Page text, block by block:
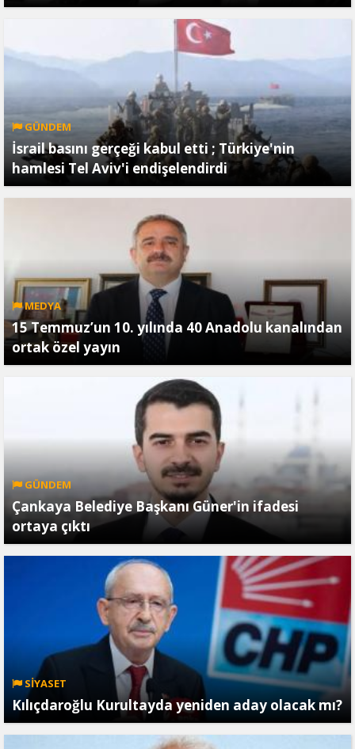
GÜNDEM
İsrail basını gerçeği kabul etti ; Türkiye'nin
hamlesi Tel Aviv'i endişelendirdi
MEDYA
15 Temmuz’un 10. yılında 40 Anadolu kanalından
ortak özel yayın
GÜNDEM
Çankaya Belediye Başkanı Güner'in ifadesi
ortaya çıktı
SİYASET
Kılıçdaroğlu Kurultayda yeniden aday olacak mı?